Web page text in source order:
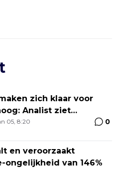
zich klaar voor
Analist ziet
voor stijging naar oude
05, 8:20 0
en veroorzaakt
ongelijkheid van 146%